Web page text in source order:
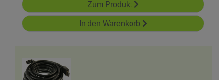
Zum Produkt
In den Warenkorb